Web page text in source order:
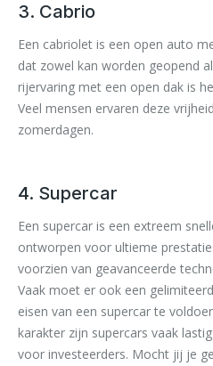
3. Cabrio
Een cabriolet is een open auto
dat zowel kan worden geopend
rijervaring met een open dak is
Veel mensen ervaren deze
zomerdagen.
4. Supercar
Een supercar is een extreem
ontworpen voor ultieme
voorzien van geavanceerde
Vaak moet er ook een
eisen van een supercar te
karakter zijn supercars vaak
voor investeerders. Mocht jij je